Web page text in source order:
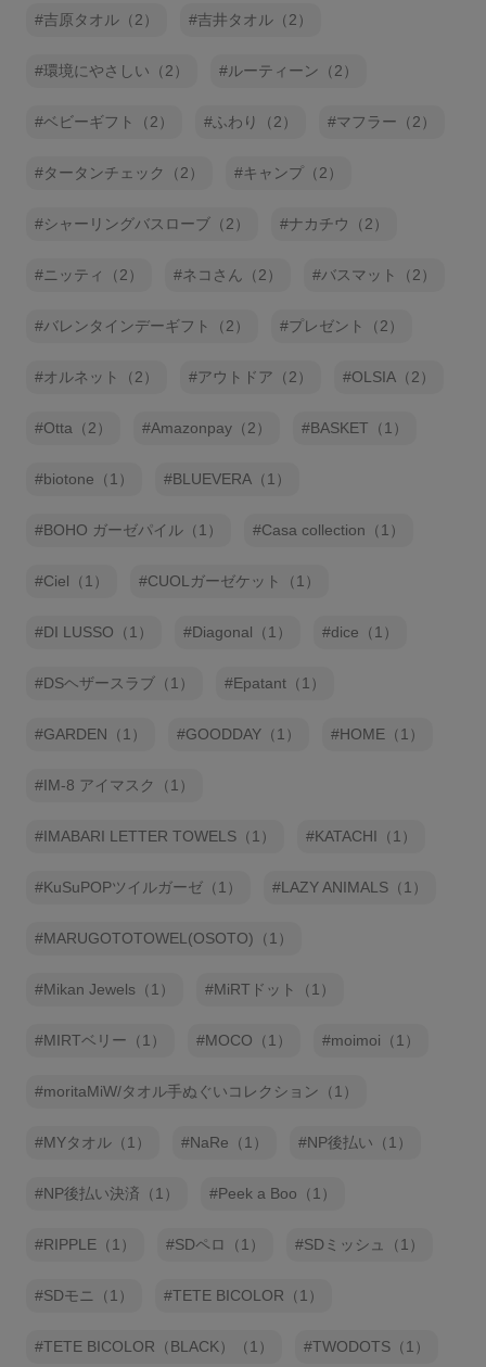
吉原タオル（2） 吉井タオル（2）
環境にやさしい（2） ルーティーン（2）
ベビーギフト（2） ふわり（2） マフラー（2）
タータンチェック（2） キャンプ（2）
シャーリングバスローブ（2） ナカチウ（2）
ニッティ（2） ネコさん（2） バスマット（2）
バレンタインデーギフト（2） プレゼント（2）
オルネット（2） アウトドア（2） OLSIA（2）
Otta（2） Amazonpay（2） BASKET（1）
biotone（1） BLUEVERA（1）
BOHO ガーゼパイル（1） Casa collection（1）
Ciel（1） CUOLガーゼケット（1）
DI LUSSO（1） Diagonal（1） dice（1）
DSヘザースラブ（1） Epatant（1）
GARDEN（1） GOODDAY（1） HOME（1）
IM-8 アイマスク（1）
IMABARI LETTER TOWELS（1） KATACHI（1）
KuSuPOPツイルガーゼ（1） LAZY ANIMALS（1）
MARUGOTOTOWEL(OSOTO)（1）
Mikan Jewels（1） MiRTドット（1）
MIRTベリー（1） MOCO（1） moimoi（1）
moritaMiW/タオル手ぬぐいコレクション（1）
MYタオル（1） NaRe（1） NP後払い（1）
NP後払い決済（1） Peek a Boo（1）
RIPPLE（1） SDペロ（1） SDミッシュ（1）
SDモニ（1） TETE BICOLOR（1）
TETE BICOLOR（BLACK）（1） TWODOTS（1）